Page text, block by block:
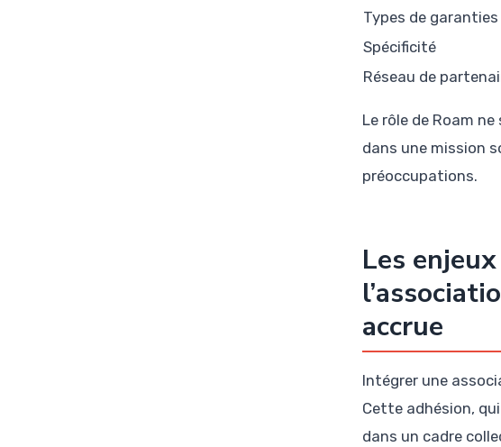
Types de garanties
Spécificité
Réseau de
Le rôle de Roam
dans une mission
préoccupations.
Les
accrue
Intégrer une
Cette adhésion,
dans un cadre